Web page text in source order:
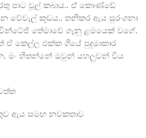
පාට වූල් කබාය.. ඒ කොණ්ඩේ
වේවැල් කූඩය.. තනිකර ඇය සුරංගනා
තේමාවේ ගෑනු ළමයෙක් වගේ.
ඒ කෙල්ල එක්ක ගියේ පුදුමාකාර
මං හිතන්නේ ඔවුන් යහලුවන් විය
ඇය සමඟ නවකතාව